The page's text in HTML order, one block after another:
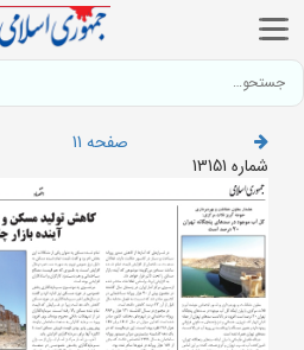
صفحه 11
شماره 13151